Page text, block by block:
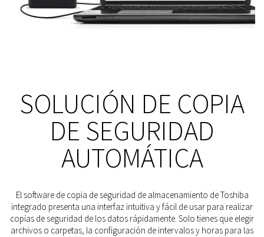
SOLUCIÓN DE COPIA
DE SEGURIDAD
AUTOMÁTICA
El software de copia de seguridad de almacenamiento de Toshiba
integrado presenta una interfaz intuitiva y fácil de usar para realizar
copias de seguridad de los datos rápidamente. Solo tienes que elegir
archivos o carpetas, la configuración de intervalos y horas para las